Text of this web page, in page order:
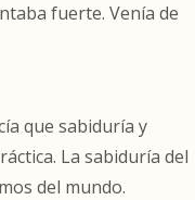
fuerte. Venía de
que sabiduría y
La sabiduría del
del mundo.